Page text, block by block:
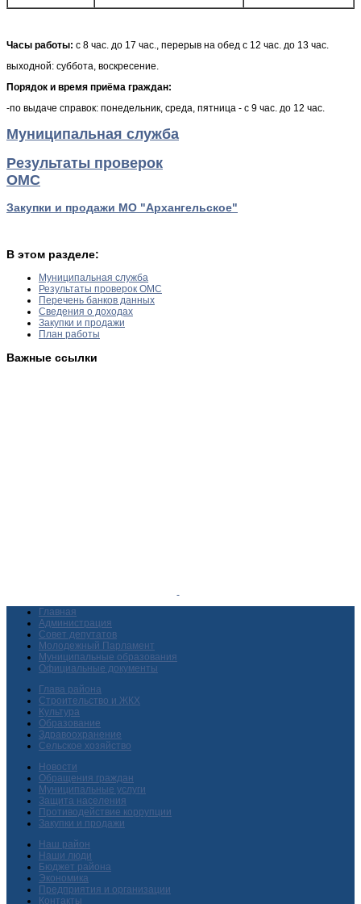
Часы работы: с 8 час. до 17 час., перерыв на обед с 12 час. до 13 час.
выходной: суббота, воскресение.
Порядок и время приёма граждан:
-по выдаче справок: понедельник, среда, пятница - с 9 час. до 12 час.
Муниципальная служба
Результаты проверок
ОМС
Закупки и продажи МО "Архангельское"
В этом разделе:
Муниципальная служба
Результаты проверок ОМС
Перечень банков данных
Сведения о доходах
Закупки и продажи
План работы
Важные ссылки
Главная
Администрация
Совет депутатов
Молодежный Парламент
Муниципальные образования
Официальные документы
Глава района
Строительство и ЖКХ
Культура
Образование
Здравоохранение
Сельское хозяйство
Новости
Обращения граждан
Муниципальные услуги
Защита населения
Противодействие коррупции
Закупки и продажи
Наш район
Наши люди
Бюджет района
Экономика
Предприятия и организации
Контакты